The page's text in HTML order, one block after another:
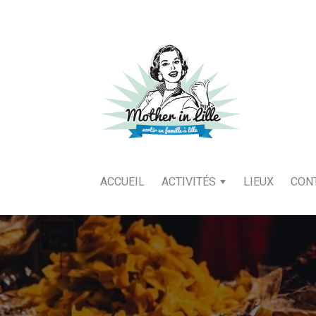
ACCUEIL ACTIVITÉS LIEUX